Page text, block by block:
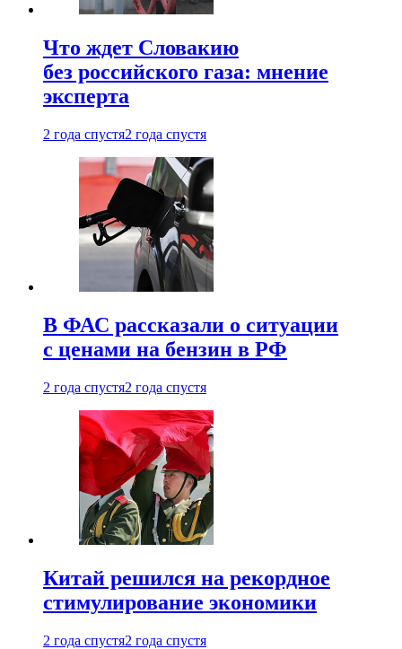
Что ждет Словакию
без российского газа: мнение
эксперта
2 года спустя2 года спустя
В ФАС рассказали о ситуации
с ценами на бензин в РФ
2 года спустя2 года спустя
Китай решился на рекордное
стимулирование экономики
2 года спустя2 года спустя